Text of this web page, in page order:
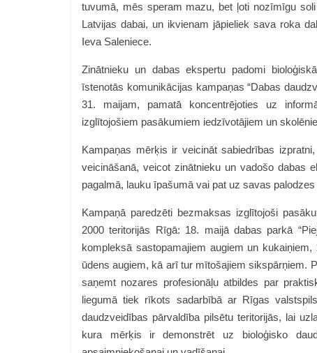
tuvumā, mēs speram mazu, bet ļoti nozīmīgu
Latvijas dabai, un ikvienam jāpieliek sava roka
Ieva Saleniece.
Zinātnieku un dabas ekspertu padomi
īstenotās komunikācijas kampaņas “Dabas
31. maijam, pamatā koncentrējoties uz
izglītojošiem pasākumiem iedzīvotājiem un
Kampaņas mērķis ir veicināt sabiedrības
veicināšanā, veicot zinātnieku un vadošo dabas
pagalmā, lauku īpašumā vai pat uz savas
Kampaņā paredzēti bezmaksas izglītojoši
2000 teritorijās Rīgā: 18. maijā dabas parkā
kompleksā sastopamajiem augiem un
ūdens augiem, kā arī tur mītošajiem sikspārņiem.
saņemt nozares profesionāļu atbildes par
liegumā tiek rīkots sadarbībā ar Rīgas
daudzveidības pārvaldība pilsētu teritorijās, lai
kura mērķis ir
demonstrēt uz bioloģisko